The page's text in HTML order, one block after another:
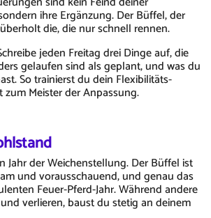
ihre Ergänzung. Der Büffel, der
die, die nur schnell rennen.
jeden Freitag drei Dinge auf, die
gelaufen sind als geplant, und was du
So trainierst du dein Flexibilitäts-
zum Meister der Anpassung.
Jahr der Weichenstellung. Der Büffel ist
und vorausschauend, und genau das
Feuer-Pferd-Jahr. Während andere
verlieren, baust du stetig an deinem